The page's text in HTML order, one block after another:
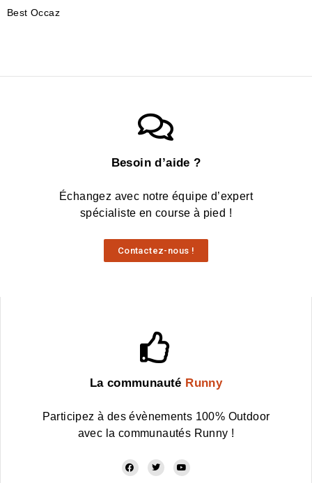
Best Occaz
Besoin d’aide ?
Échangez avec notre équipe d’expert
spécialiste en course à pied !
Contactez-nous !
La communauté Runny
Participez à des évènements 100% Outdoor
avec la communautés Runny !